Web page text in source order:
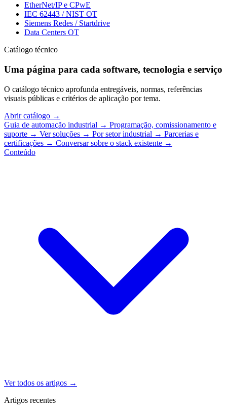
EtherNet/IP e CPwE
IEC 62443 / NIST OT
Siemens Redes / Startdrive
Data Centers OT
Catálogo técnico
Uma página para cada software, tecnologia e serviço
O catálogo técnico aprofunda entregáveis, normas, referências
visuais públicas e critérios de aplicação por tema.
Abrir catálogo →
Guia de automação industrial → Programação, comissionamento e
suporte → Ver soluções → Por setor industrial → Parcerias e
certificações → Conversar sobre o stack existente →
Conteúdo
Ver todos os artigos →
Artigos recentes